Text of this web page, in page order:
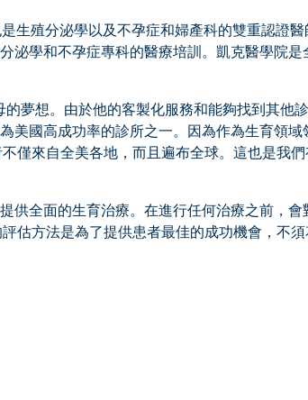
生殖分泌學以及不孕症和婦產科的雙重認證
泌學和不孕症專科的醫療培訓。凱克醫學院是
夢想。由於他的客製化服務和能夠找到其他
美國高成功率的診所之一。因為作為生育領域
僅來自全美各地，而且遍布全球。這也是我
供全面的生育治療。在進行任何治療之前，會
估方法是為了提供患者最佳的成功機會，不